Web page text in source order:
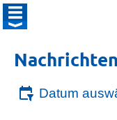
Datum